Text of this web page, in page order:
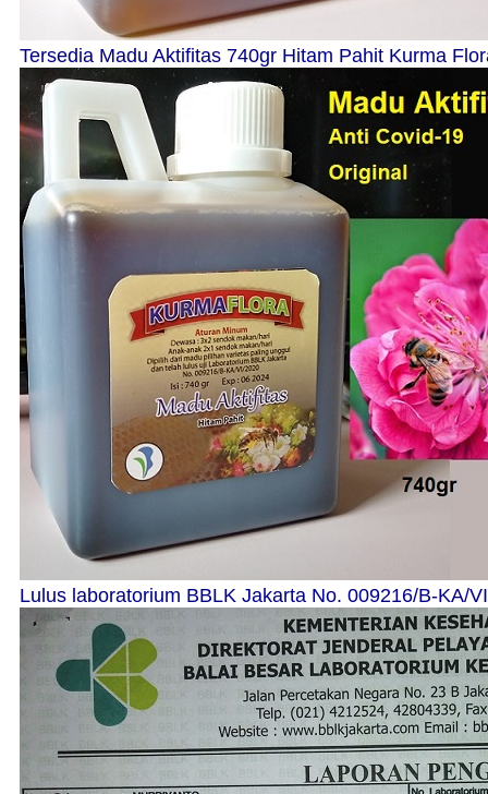
Tersedia Madu Aktifitas 740gr Hitam Pahit Kurma
Lulus laboratorium BBLK Jakarta No. 009216/B-KA/